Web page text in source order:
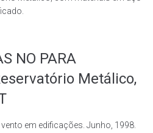
NO PARA
Metálico,
em edificações. Junho, 1998.